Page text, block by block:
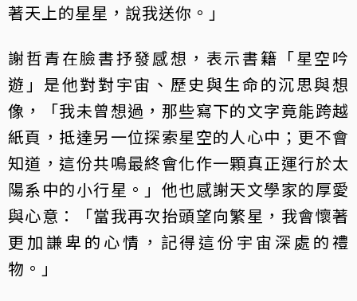
著天上的星星，說我送你。」
謝哲青在臉書抒發感想，表示書籍「星空吟
遊」是他對對宇宙、歷史與生命的沉思與想
像，「我未曾想過，那些寫下的文字竟能跨越
紙頁，抵達另一位探索星空的人心中；更不會
知道，這份共鳴最終會化作一顆真正運行於太
陽系中的小行星。」他也感謝天文學家的厚愛
與心意：「當我再次抬頭望向繁星，我會懷著
更加謙卑的心情，記得這份宇宙深處的禮
物。」